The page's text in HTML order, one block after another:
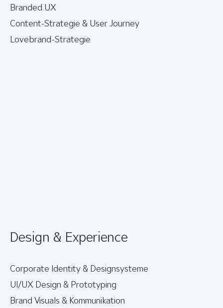
Branded UX
Content-Strategie & User Journey
Lovebrand-Strategie
Design & Experience
Corporate Identity & Designsysteme
UI/UX Design & Prototyping
Brand Visuals & Kommunikation